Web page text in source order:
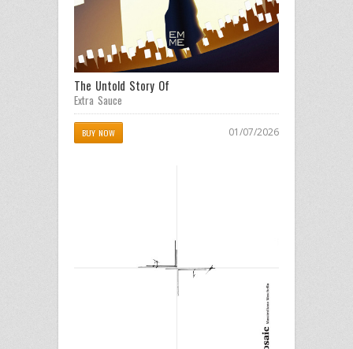
The Untold Story Of
Extra Sauce
BUY NOW 01/07/2026